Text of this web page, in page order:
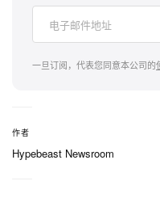
一旦订阅，代表您同意本公司的
作者
Hypebeast Newsroom